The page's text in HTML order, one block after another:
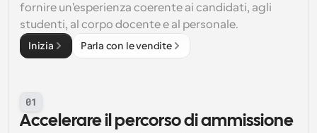
fornire un'esperienza coerente ai candidati, agli
studenti, al corpo docente e al personale.
Inizia Parla con le vendite
01
Accelerare il percorso di ammissione